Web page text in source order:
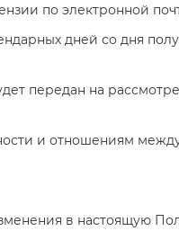
по электронной
дней со дня
передан на
и отношениям
в настоящую